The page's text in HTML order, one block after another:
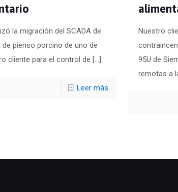
la migración del SCADA de
pienso porcino de uno de
cliente para el control de […]
Leer más
Nuestro
95U de
remotas a